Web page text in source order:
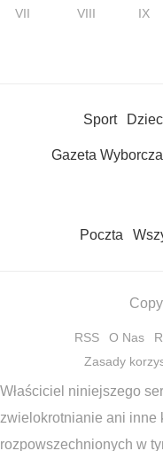
VII
VIII IX
Sport
Gazeta Wyborcza
Poczta
RSS O Nas
Zasady
Właściciel niniejszego
zwielokrotnianie ani inne
rozpowszechnionych w